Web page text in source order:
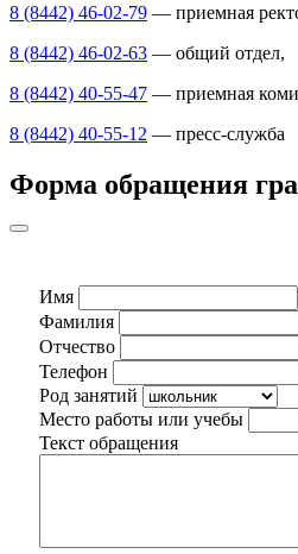
8 (8442) 46-02-79 — приемная
8 (8442) 46-02-63 — общий отдел,
8 (8442) 40-55-47 — приемная
8 (8442) 40-55-12 — пресс-служба
Форма обращения
Имя
Фамилия
Отчество
Телефон
Род занятий
Место работы или учебы
Текст обращения